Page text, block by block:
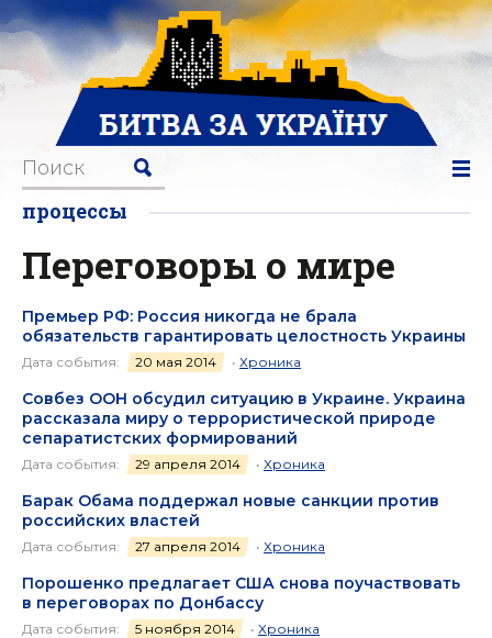
процессы
Переговоры о мире
Премьер РФ: Россия никогда не брала
обязательств гарантировать целостность Украины
Дата события: 20 мая 2014 • Хроника
Совбез ООН обсудил ситуацию в Украине. Украина
рассказала миру о террористической природе
сепаратистских формирований
Дата события: 29 апреля 2014 • Хроника
Барак Обама поддержал новые санкции против
российских властей
Дата события: 27 апреля 2014 • Хроника
Порошенко предлагает США снова поучаствовать
в переговорах по Донбассу
Дата события: 5 ноября 2014 • Хроника